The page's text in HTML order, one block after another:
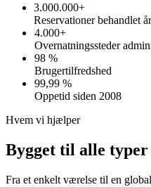
3.000.000+
Reservationer behandlet
4.000+
Overnatningssteder
98 %
Brugertilfredshed
99,99 %
Oppetid siden 2008
Hvem vi hjælper
Bygget til alle
Fra et enkelt værelse til en